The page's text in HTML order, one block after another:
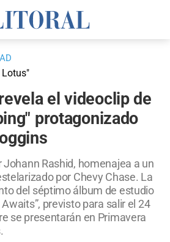
Lotus"
el videoclip de
protagonizado
Johann Rashid, homenajea a un
por Chevy Chase. La
del séptimo álbum de estudio
previsto para salir el 24
se presentarán en Primavera